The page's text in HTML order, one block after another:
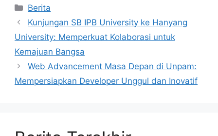
Kategori
Berita
Kunjungan SB IPB University ke Hanyang
University: Memperkuat Kolaborasi untuk
Kemajuan Bangsa
Web Advancement Masa Depan di Unpam:
Mempersiapkan Developer Unggul dan Inovatif